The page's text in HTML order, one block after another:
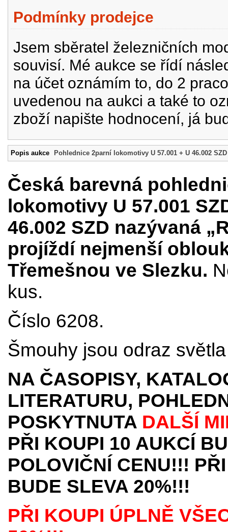
Podmínky prodejce
Jsem sběratel železničních
souvisí. Mé aukce se řídí
na účet oznámím to, do 2
uvedenou na aukci a také to
zboží napište hodnocení, já
Popis aukce Pohlednice 2parní lokomotivy U 57.001 + U 46.002 SZD
Česká barevná
lokomotivy U 57.001
46.002 SZD nazývaná
projíždí nejmenší
Třemešnou ve Slezku.
kus.
Číslo 6208.
Šmouhy jsou odraz
NA ČASOPISY,
LITERATURU,
POSKYTNUTA DALŠÍ
PŘI KOUPI 10 AUKCÍ
POLOVIČNÍ CENU!!!
BUDE SLEVA 20%!!!
PŘI KOUPI ÚPLNĚ